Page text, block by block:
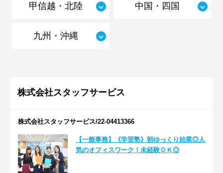
甲信越・北陸 中国・四国
九州・沖縄
株式会社スタッフサービス
株式会社スタッフサービス/22-04413366
【一般事務】《学習塾》朝ゆっくり始業◎人
気のオフィスワーク！未経験ＯＫ◎